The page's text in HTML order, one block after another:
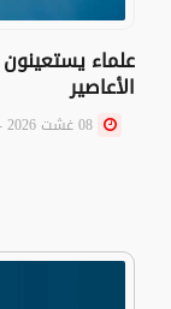
علماء
الأعاصير